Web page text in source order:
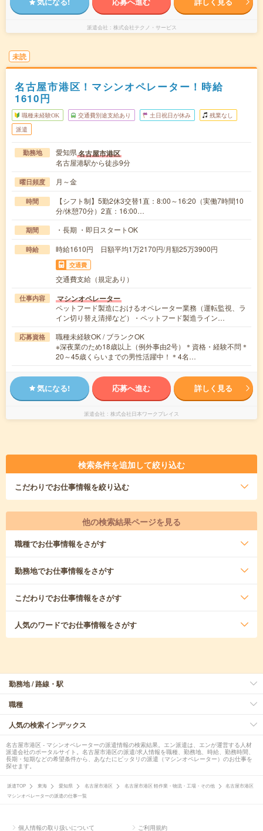
派遣会社 株式会社テクノ・サービス
未読
名古屋市港区！マシンオペレーター！時給
1610円
職種未経験OK 交通費別途支給あり 土日祝日が休み 残業なし
派遣
勤務地 愛知県名古屋市港区
名古屋港駅から徒歩9分
曜日頻度 月～金
時間
【シフト制】5勤2休3交替1直：8:00～16:20（実働7時間10
分/休憩70分）2直：16:00…
期間 ・長期 ・即日スタートOK
時給 時給1610円 日額平均1万2170円/月額25万3900円
交通費
交通費支給（規定あり）
仕事内容 マシンオペレーター
ペットフード製造におけるオペレーター業務（運転監視、ラ
イン切り替え清掃など）・ペットフード製造ライン…
応募資格
職種未経験OK / ブランクOK
※深夜業のため18歳以上（例外事由2号）＊資格・経験不問＊
20～45歳くらいまでの男性活躍中！＊4名…
気になる! 応募へ進む 詳しく見る
派遣会社 株式会社日本ワークプレイス
検索条件を追加して絞り込む
こだわりでお仕事情報を絞り込む
他の検索結果ページを見る
職種でお仕事情報をさがす
勤務地でお仕事情報をさがす
こだわりでお仕事情報をさがす
人気のワードでお仕事情報をさがす
勤務地 / 路線・駅
職種
人気の検索インデックス
名古屋市港区 - マシンオペレーターの派遣情報の検索結果。エン派遣は、エンが運営する人材
派遣会社のポータルサイト。名古屋市港区の派遣/求人情報を職種、勤務地、時給、勤務時間、
長期・短期などの希望条件から、あなたにピッタリの派遣（マシンオペレーター）のお仕事を
探せます。
派遣TOP 東海 愛知県 名古屋市港区 名古屋市港区 軽作業・物流・工場・その他
名古屋市港区
マシンオペレーターの派遣の仕事一覧
個人情報の取り扱いについて ご利用規約